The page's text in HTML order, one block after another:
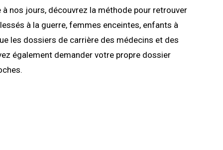
à nos jours, découvrez la méthode pour retrouver
à la guerre, femmes enceintes, enfants à
les dossiers de carrière des médecins et des
également demander votre propre dossier